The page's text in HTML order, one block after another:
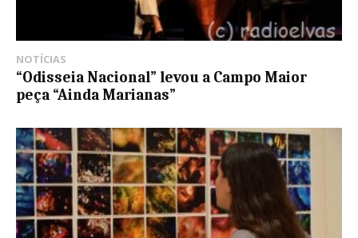
NOTÍCIAS
“Odisseia Nacional” levou a Campo Maior
peça “Ainda Marianas”